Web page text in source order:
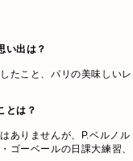
い出は？
たこと、パリの美味しい
とは？
ありませんが、P.ベルノ
ゴーベールの日課大練習